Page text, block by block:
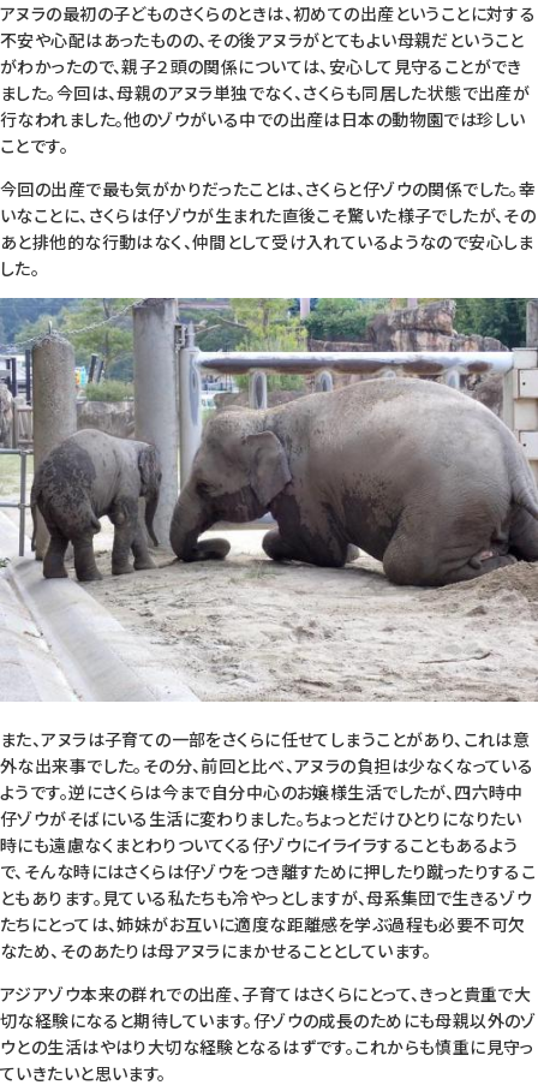
アヌラの最初の子どものさくらのときは、初めての出産ということに対する
不安や心配はあったものの、その後アヌラがとてもよい母親だということ
がわかったので、親子２頭の関係については、安心して見守ることができ
ました。今回は、母親のアヌラ単独でなく、さくらも同居した状態で出産が
行なわれました。他のゾウがいる中での出産は日本の動物園では珍しい
ことです。
今回の出産で最も気がかりだったことは、さくらと仔ゾウの関係でした。幸
いなことに、さくらは仔ゾウが生まれた直後こそ驚いた様子でしたが、その
あと排他的な行動はなく、仲間として受け入れているようなので安心しま
した。
また、アヌラは子育ての一部をさくらに任せてしまうことがあり、これは意
外な出来事でした。その分、前回と比べ、アヌラの負担は少なくなっている
ようです。逆にさくらは今まで自分中心のお嬢様生活でしたが、四六時中
仔ゾウがそばにいる生活に変わりました。ちょっとだけひとりになりたい
時にも遠慮なくまとわりついてくる仔ゾウにイライラすることもあるよう
で、そんな時にはさくらは仔ゾウをつき離すために押したり蹴ったりするこ
ともあります。見ている私たちも冷やっとしますが、母系集団で生きるゾウ
たちにとっては、姉妹がお互いに適度な距離感を学ぶ過程も必要不可欠
なため、そのあたりは母アヌラにまかせることとしています。
アジアゾウ本来の群れでの出産、子育てはさくらにとって、きっと貴重で大
切な経験になると期待しています。仔ゾウの成長のためにも母親以外のゾ
ウとの生活はやはり大切な経験となるはずです。これからも慎重に見守っ
ていきたいと思います。